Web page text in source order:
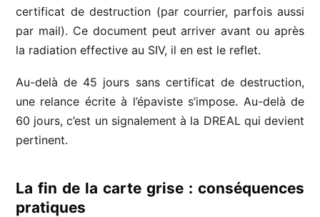
certificat de destruction (par courrier, parfois aussi
par mail). Ce document peut arriver avant ou après
la radiation effective au SIV, il en est le reflet.
Au-delà de 45 jours sans certificat de destruction,
une relance écrite à l’épaviste s’impose. Au-delà de
60 jours, c’est un signalement à la DREAL qui devient
pertinent.
La fin de la carte grise : conséquences
pratiques